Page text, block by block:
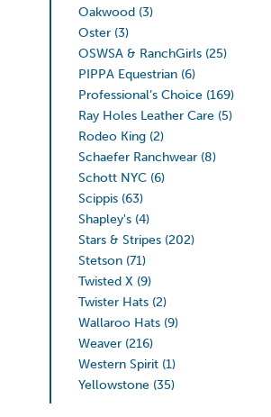
Oakwood (3)
Oster (3)
OSWSA & RanchGirls (25)
PIPPA Equestrian (6)
Professional’s Choice (169)
Ray Holes Leather Care (5)
Rodeo King (2)
Schaefer Ranchwear (8)
Schott NYC (6)
Scippis (63)
Shapley's (4)
Stars & Stripes (202)
Stetson (71)
Twisted X (9)
Twister Hats (2)
Wallaroo Hats (9)
Weaver (216)
Western Spirit (1)
Yellowstone (35)